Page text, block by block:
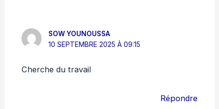
SOW YOUNOUSSA
10 SEPTEMBRE 2025 À 09:15
Cherche du travail
Répondre